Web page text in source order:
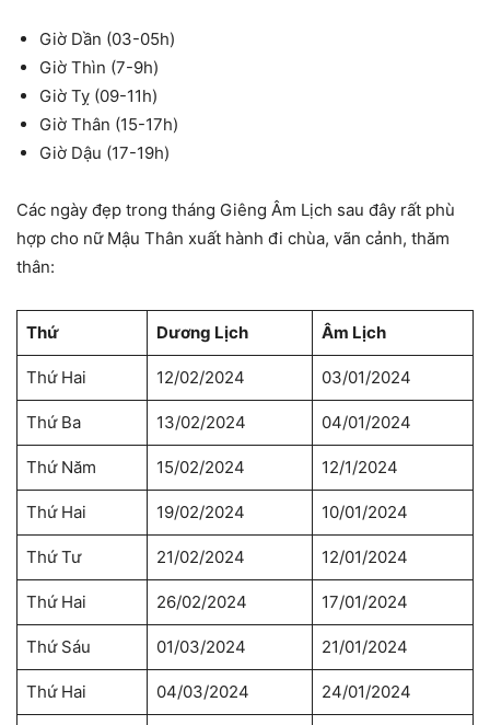
Giờ Dần (03-05h)
Giờ Thìn (7-9h)
Giờ Tỵ (09-11h)
Giờ Thân (15-17h)
Giờ Dậu (17-19h)
Các ngày đẹp trong tháng Giêng Âm Lịch sau đây rất phù
hợp cho nữ Mậu Thân xuất hành đi chùa, vãn cảnh, thăm
thân:
Thứ Dương Lịch Âm Lịch
Thứ Hai 12/02/2024 03/01/2024
Thứ Ba 13/02/2024 04/01/2024
Thứ Năm 15/02/2024 12/1/2024
Thứ Hai 19/02/2024 10/01/2024
Thứ Tư 21/02/2024 12/01/2024
Thứ Hai 26/02/2024 17/01/2024
Thứ Sáu 01/03/2024 21/01/2024
Thứ Hai 04/03/2024 24/01/2024